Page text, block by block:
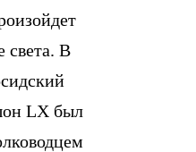
света. В
LX был